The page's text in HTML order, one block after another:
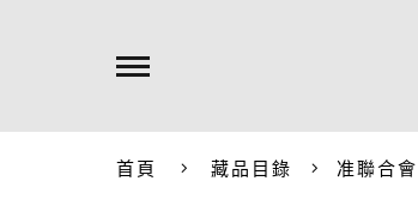
首頁 藏品目錄 准聯合